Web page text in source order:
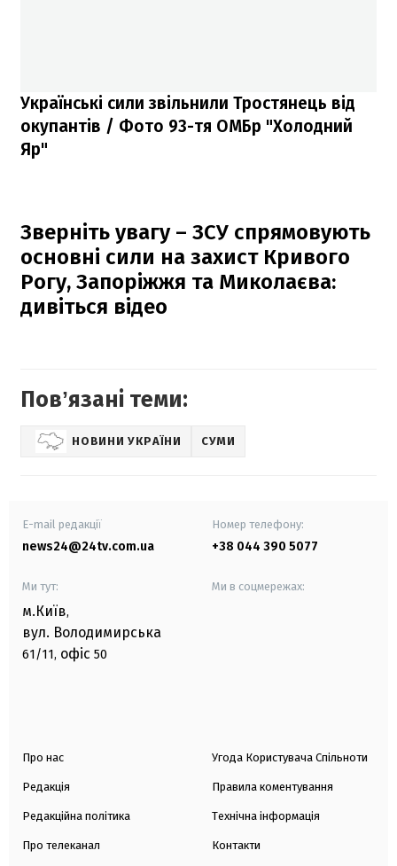
Українські сили звільнили Тростянець від
окупантів / Фото 93-тя ОМБр "Холодний
Яр"
Зверніть увагу – ЗСУ спрямовують
основні сили на захист Кривого
Рогу, Запоріжжя та Миколаєва:
дивіться відео
Повʼязані теми:
НОВИНИ УКРАЇНИ СУМИ
E-mail редакції
news24@24tv.com.ua
Номер телефону:
+38 044 390 5077
Ми тут:
м.Київ,
вул. Володимирська
61/11, офіс 50
Ми в соцмережах:
Про нас
Редакція
Редакційна політика
Про телеканал
Угода Користувача Спільноти
Правила коментування
Технічна інформація
Контакти